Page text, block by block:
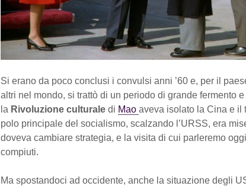
Si erano da poco conclusi i convulsi anni ’60 e, per il
altri nel mondo, si trattò di un periodo di grande fermento
la Rivoluzione culturale di Mao aveva isolato la Cina e il
polo principale del socialismo, scalzando l’URSS, era
doveva cambiare strategia, e la visita di cui parleremo
compiuti.
Ma spostandoci ad occidente, anche la situazione degli